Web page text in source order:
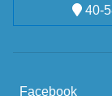
40-
Facebook